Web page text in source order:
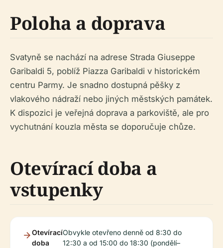
Poloha a doprava
Svatyně se nachází na adrese Strada Giuseppe
Garibaldi 5, poblíž Piazza Garibaldi v historickém
centru Parmy. Je snadno dostupná pěšky z
vlakového nádraží nebo jiných městských památek.
K dispozici je veřejná doprava a parkoviště, ale pro
vychutnání kouzla města se doporučuje chůze.
Otevírací doba a
vstupenky
Otevírací
doba
Obvykle otevřeno denně od 8:30 do
12:30 a od 15:00 do 18:30 (pondělí–